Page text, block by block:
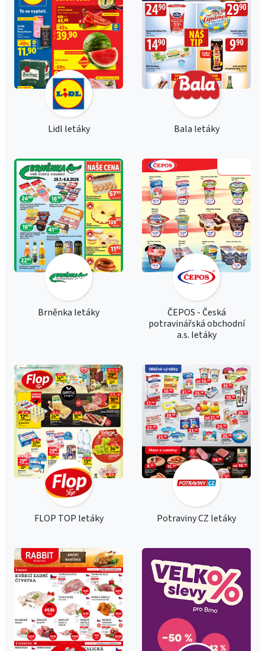
Lidl letáky Bala letáky
Brněnka letáky
ČEPOS - Česká
potravinářská obchodní
a.s. letáky
FLOP TOP letáky Potraviny CZ letáky